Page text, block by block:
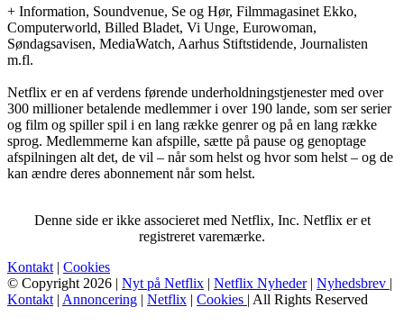
+ Information, Soundvenue, Se og Hør, Filmmagasinet Ekko,
Computerworld, Billed Bladet, Vi Unge, Eurowoman,
Søndagsavisen, MediaWatch, Aarhus Stiftstidende, Journalisten
m.fl.
Netflix er en af verdens førende underholdningstjenester med over
300 millioner betalende medlemmer i over 190 lande, som ser serier
og film og spiller spil i en lang række genrer og på en lang række
sprog. Medlemmerne kan afspille, sætte på pause og genoptage
afspilningen alt det, de vil – når som helst og hvor som helst – og de
kan ændre deres abonnement når som helst.
Denne side er ikke associeret med Netflix, Inc. Netflix er et
registreret varemærke.
Kontakt | Cookies
© Copyright 2026 | Nyt på Netflix | Netflix Nyheder| Nyhedsbrev |
Kontakt | Annoncering | Netflix | Cookies | All Rights Reserved